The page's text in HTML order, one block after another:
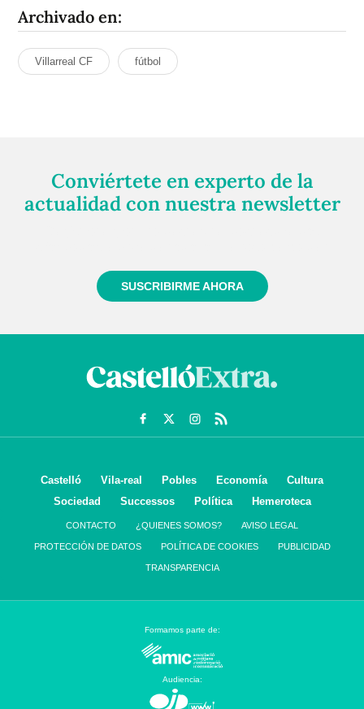
Archivado en:
Villarreal CF fútbol
Conviértete en experto de la
actualidad con nuestra newsletter
SUSCRIBIRME AHORA
Castelló Vila-real Pobles Economía
Cultura
Sociedad
Successos Política Hemeroteca
CONTACTO ¿QUIENES SOMOS? AVISO LEGAL
PROTECCIÓN DE DATOS POLÍTICA DE COOKIES PUBLICIDAD
TRANSPARENCIA
Formamos parte de:
Audiencia: